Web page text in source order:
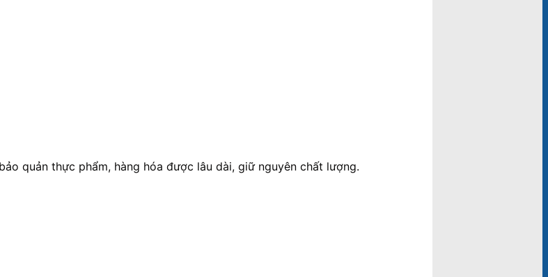
quản thực phẩm, hàng hóa được lâu dài, giữ nguyên chất lượng.